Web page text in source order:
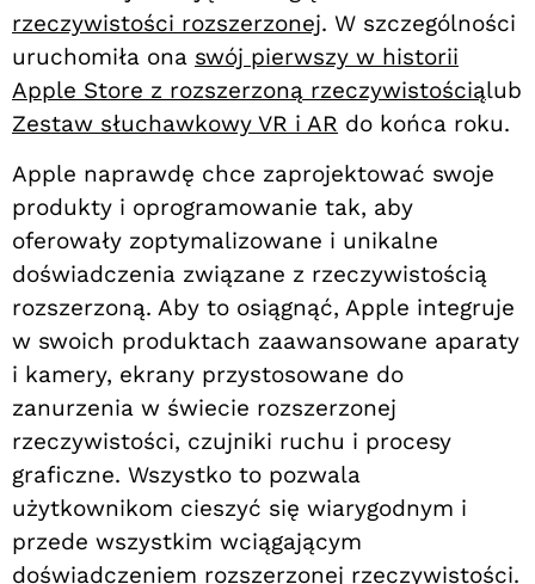
rzeczywistości rozszerzonej. W szczególności
uruchomiła ona swój pierwszy w historii
Apple Store z rozszerzoną rzeczywistościąlub
Zestaw słuchawkowy VR i AR do końca roku.
Apple naprawdę chce zaprojektować swoje
produkty i oprogramowanie tak, aby
oferowały zoptymalizowane i unikalne
doświadczenia związane z rzeczywistością
rozszerzoną. Aby to osiągnąć, Apple integruje
w swoich produktach zaawansowane aparaty
i kamery, ekrany przystosowane do
zanurzenia w świecie rozszerzonej
rzeczywistości, czujniki ruchu i procesy
graficzne. Wszystko to pozwala
użytkownikom cieszyć się wiarygodnym i
przede wszystkim wciągającym
doświadczeniem rozszerzonej rzeczywistości.